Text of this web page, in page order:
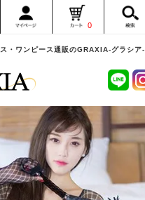
・ワンピース通販のGRAXIA-グラシア-
0